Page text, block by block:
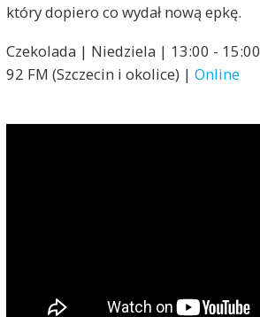
który dopiero co wydał nową epkę.
Czekolada | Niedziela | 13:00 - 15:00
92 FM (Szczecin i okolice) | Online